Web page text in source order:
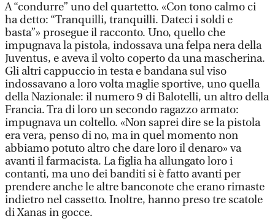
A “condurre” uno del quartetto. «Con tono calmo ci
ha detto: “Tranquilli, tranquilli. Dateci i soldi e
basta”» prosegue il racconto. Uno, quello che
impugnava la pistola, indossava una felpa nera della
Juventus, e aveva il volto coperto da una mascherina.
Gli altri cappuccio in testa e bandana sul viso
indossavano a loro volta maglie sportive, uno quella
della Nazionale: il numero 9 di Balotelli, un altro della
Francia. Tra di loro un secondo ragazzo armato:
impugnava un coltello. «Non saprei dire se la pistola
era vera, penso di no, ma in quel momento non
abbiamo potuto altro che dare loro il denaro» va
avanti il farmacista. La figlia ha allungato loro i
contanti, ma uno dei banditi si è fatto avanti per
prendere anche le altre banconote che erano rimaste
indietro nel cassetto. Inoltre, hanno preso tre scatole
di Xanas in gocce.